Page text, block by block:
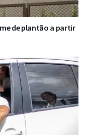
de plantão a partir